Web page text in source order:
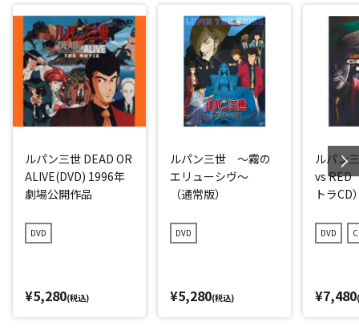
ルパン三世 DEAD OR
ALIVE(DVD) 1996年
劇場公開作品
DVD
¥5,280(税込)
ルパン三世 ～霧の
エリューシヴ～
（通常版）
DVD
¥5,280(税込)
ルパン
vs RED
トラCD
DVD
¥7,480